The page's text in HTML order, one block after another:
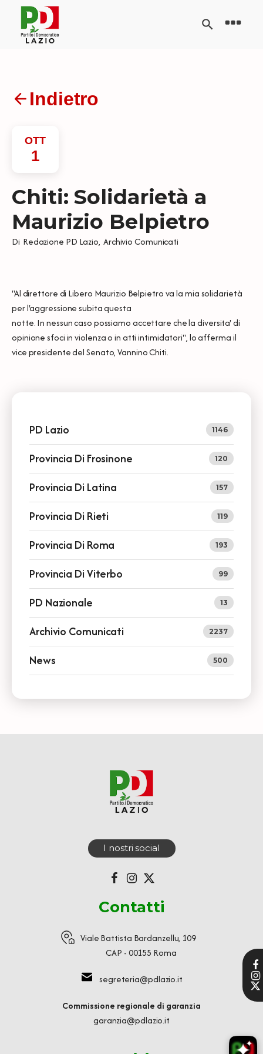
Indietro
OTT
1
Chiti: Solidarietà a
Maurizio Belpietro
Di Redazione PD Lazio, Archivio Comunicati
''Al direttore di Libero Maurizio Belpietro va la mia solidarietà
per l'aggressione subita questa
notte. In nessun caso possiamo accettare che la diversita' di
opinione sfoci in violenza o in atti intimidatori", lo afferma il
vice presidente del Senato, Vannino Chiti.
PD Lazio 1146
Provincia Di Frosinone 120
Provincia Di Latina 157
Provincia Di Rieti 119
Provincia Di Roma 193
Provincia Di Viterbo 99
PD Nazionale 13
Archivio Comunicati 2237
News 500
I nostri social
Contatti
Viale Battista Bardanzellu, 109
CAP - 00155 Roma
segreteria@pdlazio.it
Commissione regionale di garanzia
garanzia@pdlazio.it